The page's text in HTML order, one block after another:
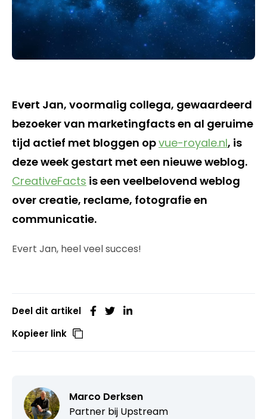
Evert Jan, voormalig collega, gewaardeerd
bezoeker van marketingfacts en al geruime
tijd actief met bloggen opvue-royale.nl, is
deze week gestart met een nieuwe weblog.
CreativeFacts is een veelbelovend weblog
over creatie, reclame, fotografie en
communicatie.
Evert Jan, heel veel succes!
Deel dit artikel
Kopieer link
Marco Derksen
Partner bij Upstream